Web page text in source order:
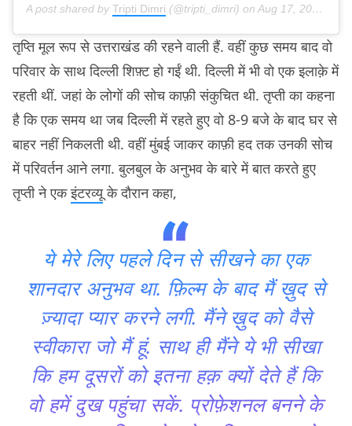
A post shared by Tripti Dimri (@tripti_dimri) on Aug 17, 2019 at 1:05pm PDT
तृप्ति मूल रूप से उत्तराखंड की रहने वाली हैं. वहीं कुछ समय बाद वो
परिवार के साथ दिल्ली शिफ़्ट हो गईं थी. दिल्ली में भी वो एक इलाक़े में
रहती थीं. जहां के लोगों की सोच काफ़ी संकुचित थी. तृप्ती का कहना
है कि एक समय था जब दिल्ली में रहते हुए वो 8-9 बजे के बाद घर से
बाहर नहीं निकलती थी. वहीं मुंबई जाकर काफ़ी हद तक उनकी सोच
में परिवर्तन आने लगा. बुलबुल के अनुभव के बारे में बात करते हुए
तृप्ती ने एकइंटरव्यूके दौरान कहा,
ये मेरे लिए पहले दिन से सीखने का एक
शानदार अनुभव था. फ़िल्म के बाद मैं ख़ुद से
ज़्यादा प्यार करने लगी. मैंने ख़ुद को वैसे
स्वीकारा जो मैं हूं. साथ ही मैंने ये भी सीखा
कि हम दूसरों को इतना हक़ क्यों देते हैं कि
वो हमें दुख पहुंचा सकें. प्रोफ़ेशनल बनने के